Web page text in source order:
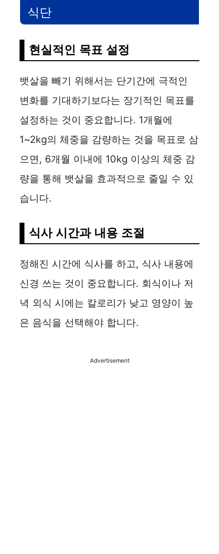
식단
현실적인 목표 설정
뱃살을 빼기 위해서는 단기간에 극적인
변화를 기대하기보다는 장기적인 목표를
설정하는 것이 중요합니다. 1개월에
1~2kg의 체중을 감량하는 것을 목표로 삼
으면, 6개월 이내에 10kg 이상의 체중 감
량을 통해 뱃살을 효과적으로 줄일 수 있
습니다.
식사 시간과 내용 조절
정해진 시간에 식사를 하고, 식사 내용에
신경 쓰는 것이 중요합니다. 회식이나 저
녁 외식 시에는 칼로리가 낮고 영양이 높
은 음식을 선택해야 합니다.
Advertisement